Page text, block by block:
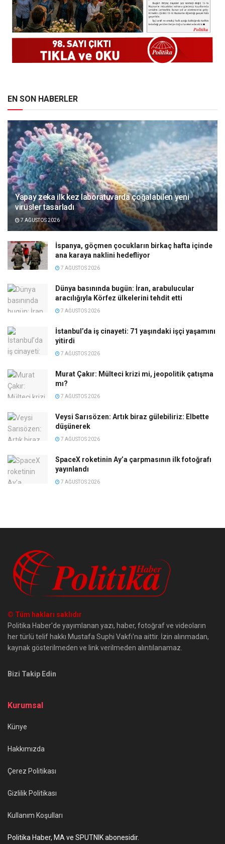
EN SON HABERLER
Yapay zeka ilk kez laboratuvarda çoğalabilen yeni
virüsler tasarladı
7 AĞUSTOS 2026
İspanya, göçmen çocukların birkaç hafta içinde
ana karaya naklini hedefliyor
7 AĞUSTOS 2026
Dünya basınında bugün: İran, arabulucular
aracılığıyla Körfez ülkelerini tehdit etti
7 AĞUSTOS 2026
İstanbul’da iş cinayeti: 71 yaşındaki işçi yaşamını
yitirdi
7 AĞUSTOS 2026
Murat Çakır: Mülteci krizi mi, jeopolitik çatışma
mı?
7 AĞUSTOS 2026
Veysi Sarısözen: Artık biraz gülebiliriz: Elbette
düşünerek
7 AĞUSTOS 2026
SpaceX roketinin Ay’a çarpmasının ilk fotoğrafı
yayınlandı
7 AĞUSTOS 2026
© Tüm hakları saklıdır
Politika Haber'de yayımlanan yazı, haber, fotoğraf ve videoların
her türlü telif hakkı Mustafa Suphi Vakfı'na aittir. İzin alınmadan,
kaynak gösterilmeden ve link verilmeden alıntılanamaz.
Bizi Takip Edin
Kurumsal
Künye
Hakkımızda
Çerez Politikası
Gizlilik Politikası
Kullanım Koşulları
Politika Haber, MA ve SPUTNIK abonesidir.